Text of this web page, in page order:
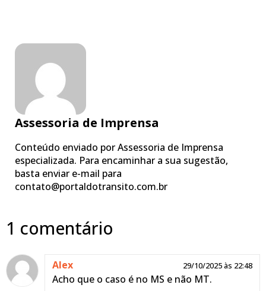
Assessoria de Imprensa
Conteúdo enviado por Assessoria de Imprensa
especializada. Para encaminhar a sua sugestão,
basta enviar e-mail para
contato@portaldotransito.com.br
1 comentário
Alex 29/10/2025 às 22:48
Acho que o caso é no MS e não MT.